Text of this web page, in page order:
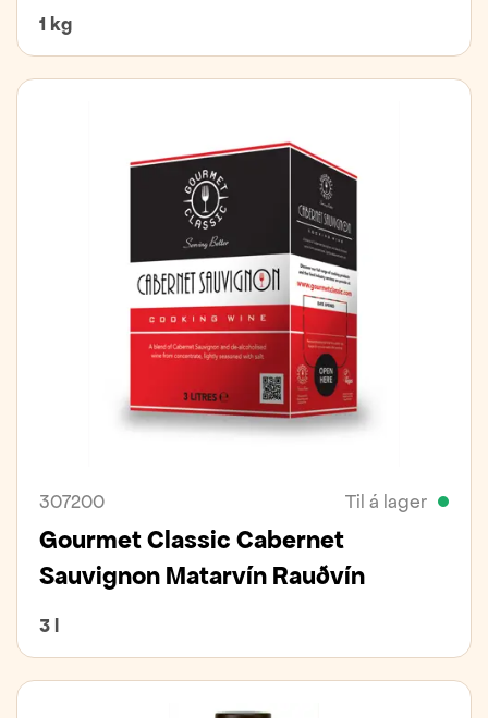
1 kg
307200 Til á lager
Gourmet Classic Cabernet
Sauvignon Matarvín Rauðvín
3 l